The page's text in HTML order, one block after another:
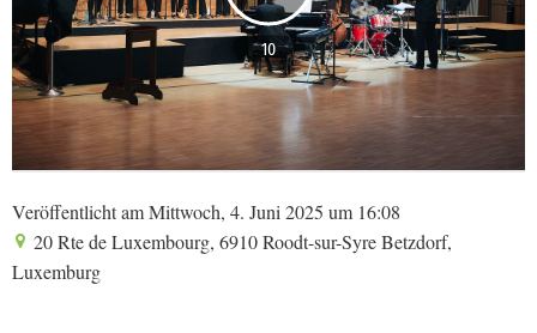
10
Veröffentlicht am Mittwoch, 4. Juni 2025 um 16:08
20 Rte de Luxembourg, 6910 Roodt-sur-Syre Betzdorf,
Luxemburg